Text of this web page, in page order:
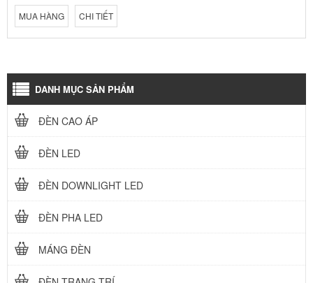
MUA HÀNG CHI TIẾT
DANH MỤC SẢN PHẨM
ĐÈN CAO ÁP
ĐÈN LED
ĐÈN DOWNLIGHT LED
ĐÈN PHA LED
MÁNG ĐÈN